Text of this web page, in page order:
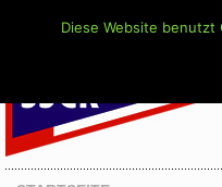
Diese Website